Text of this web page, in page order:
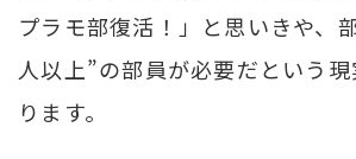
プラモ部復活！」と思いきや、
人以上”の部員が必要だという
ります。